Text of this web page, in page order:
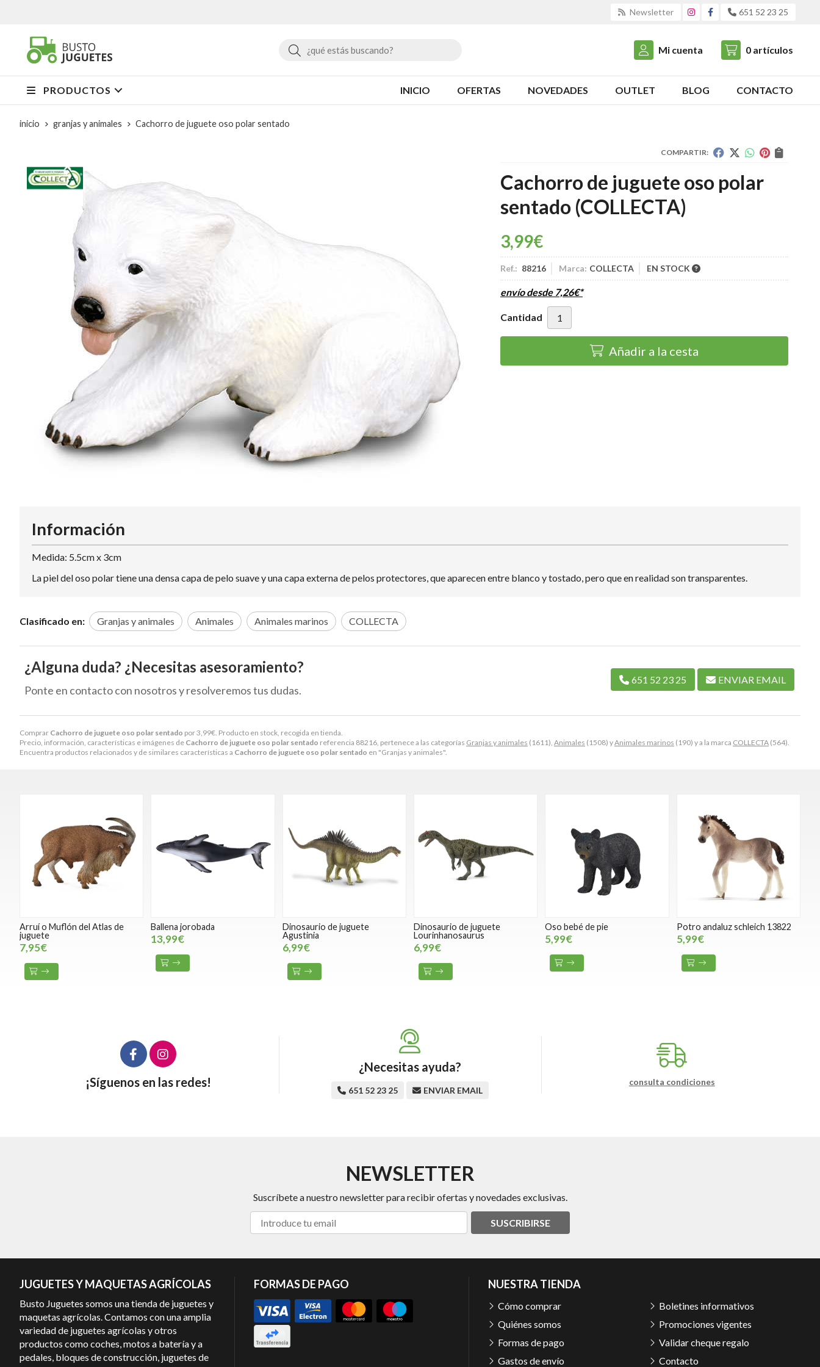
Newsletter 651 52 23 25
Buscar Mi cuenta 0 artículos
PRODUCTOS INICIO OFERTAS NOVEDADES OUTLET BLOG CONTACTO
inicio granjas y animales Cachorro de juguete oso polar sentado
COMPARTIR:
Cachorro de juguete oso polar
sentado (COLLECTA)
3,99€
Ref.: 88216 Marca: COLLECTA EN STOCK
envío desde 7,26€*
Cantidad
Añadir a la cesta
Comprar Cachorro de juguete oso polar sentado por3,99€ . Producto en stock, recogida en tienda.
Precio, información, características e imágenes de Cachorro de juguete oso polar sentado referencia 88216, pertenece a las categorías Granjas y animales (1611), Animales (1508) yAnimales marinos (190) y a la marca COLLECTA (564).
Encuentra productos relacionados y de similares características a Cachorro de juguete oso polar sentado en "Granjas y animales".
Información
Medida: 5.5cm x 3cm
La piel del oso polar tiene una densa capa de pelo suave y una capa externa de pelos protectores, que aparecen entre blanco y tostado, pero que en realidad son transparentes.
Clasificado en: Granjas y animales Animales Animales marinos COLLECTA
¿Alguna duda? ¿Necesitas asesoramiento?
Ponte en contacto con nosotros y resolveremos tus dudas.
651 52 23 25 ENVIAR EMAIL
Arruí o Muflón del Atlas de
juguete
7,95€
Ballena jorobada
13,99€
Dinosaurio de juguete
Agustinia
6,99€
Dinosaurio de juguete
Lourinhanosaurus
6,99€
Oso bebé de pie
5,99€
Potro andaluz schleich 13822
5,99€
¡Síguenos en las redes!
¿Necesitas ayuda?
651 52 23 25 ENVIAR EMAIL
consulta condiciones
NEWSLETTER
Suscríbete a nuestro newsletter para recibir ofertas y novedades exclusivas.
SUSCRIBIRSE
JUGUETES Y MAQUETAS AGRÍCOLAS
Busto Juguetes somos una tienda de juguetes y
maquetas agrícolas. Contamos con una amplia
variedad de juguetes agrícolas y otros
productos como coches, motos a batería y a
pedales, bloques de construcción, juguetes de
FORMAS DE PAGO NUESTRA TIENDA
Cómo comprar
Quiénes somos
Formas de pago
Gastos de envío
Boletines informativos
Promociones vigentes
Validar cheque regalo
Contacto